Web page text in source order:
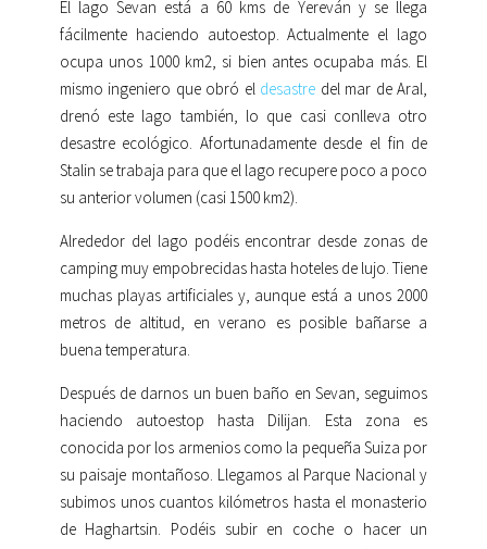
El lago Sevan está a 60 kms de Yereván y se llega
fácilmente haciendo autoestop. Actualmente el lago
ocupa unos 1000 km2, si bien antes ocupaba más. El
mismo ingeniero que obró el desastre del mar de Aral,
drenó este lago también, lo que casi conlleva otro
desastre ecológico. Afortunadamente desde el fin de
Stalin se trabaja para que el lago recupere poco a poco
su anterior volumen (casi 1500 km2).
Alrededor del lago podéis encontrar desde zonas de
camping muy empobrecidas hasta hoteles de lujo. Tiene
muchas playas artificiales y, aunque está a unos 2000
metros de altitud, en verano es posible bañarse a
buena temperatura.
Después de darnos un buen baño en Sevan, seguimos
haciendo autoestop hasta Dilijan. Esta zona es
conocida por los armenios como la pequeña Suiza por
su paisaje montañoso. Llegamos al Parque Nacional y
subimos unos cuantos kilómetros hasta el monasterio
de Haghartsin. Podéis subir en coche o hacer un